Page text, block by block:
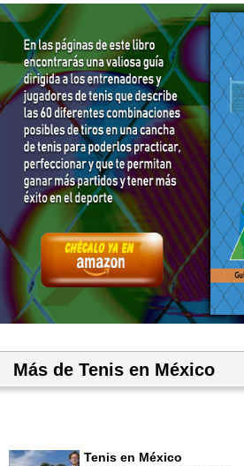
Más de Tenis en México
Tenis en México